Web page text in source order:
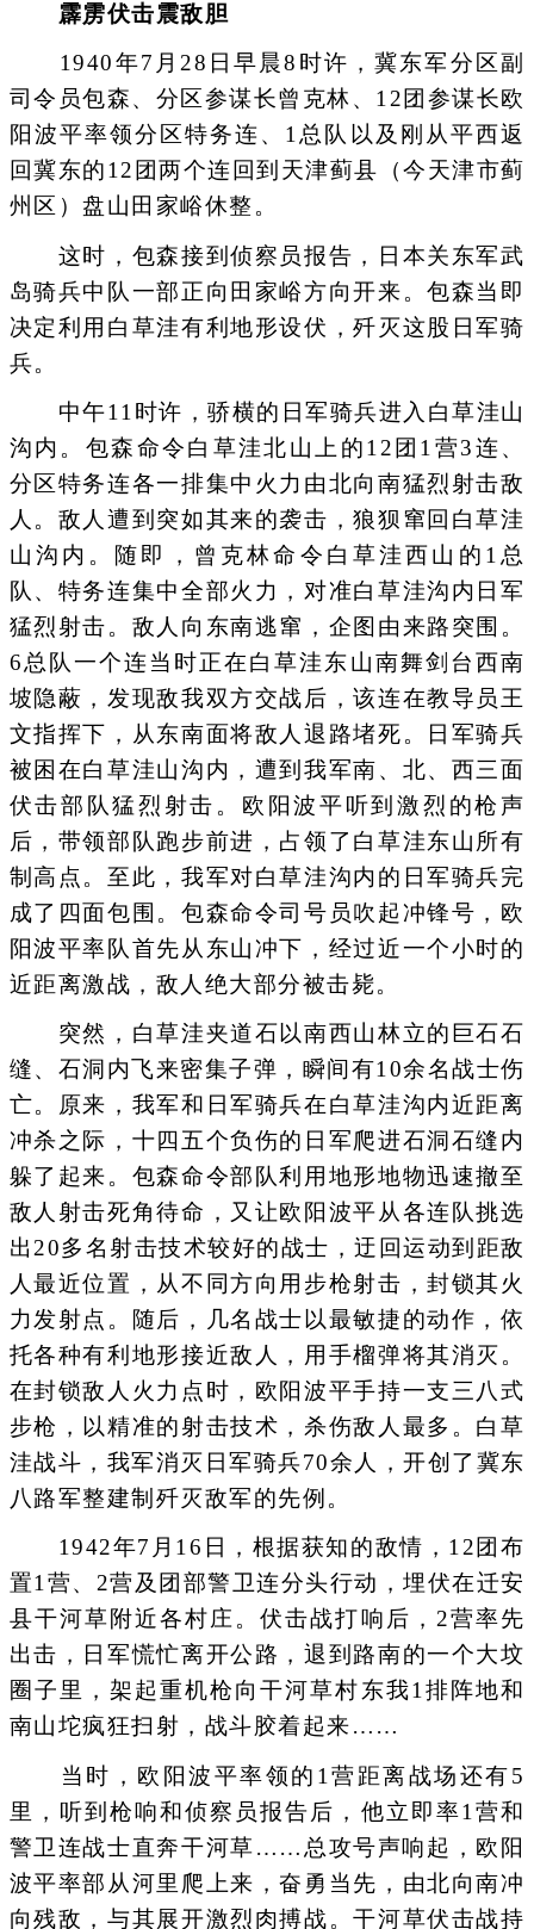
霹雳伏击震敌胆
1940年7月28日早晨8时许，冀东军分区副
司令员包森、分区参谋长曾克林、12团参谋长欧
阳波平率领分区特务连、1总队以及刚从平西返
回冀东的12团两个连回到天津蓟县（今天津市蓟
州区）盘山田家峪休整。
这时，包森接到侦察员报告，日本关东军武
岛骑兵中队一部正向田家峪方向开来。包森当即
决定利用白草洼有利地形设伏，歼灭这股日军骑
兵。
中午11时许，骄横的日军骑兵进入白草洼山
沟内。包森命令白草洼北山上的12团1营3连、
分区特务连各一排集中火力由北向南猛烈射击敌
人。敌人遭到突如其来的袭击，狼狈窜回白草洼
山沟内。随即，曾克林命令白草洼西山的1总
队、特务连集中全部火力，对准白草洼沟内日军
猛烈射击。敌人向东南逃窜，企图由来路突围。
6总队一个连当时正在白草洼东山南舞剑台西南
坡隐蔽，发现敌我双方交战后，该连在教导员王
文指挥下，从东南面将敌人退路堵死。日军骑兵
被困在白草洼山沟内，遭到我军南、北、西三面
伏击部队猛烈射击。欧阳波平听到激烈的枪声
后，带领部队跑步前进，占领了白草洼东山所有
制高点。至此，我军对白草洼沟内的日军骑兵完
成了四面包围。包森命令司号员吹起冲锋号，欧
阳波平率队首先从东山冲下，经过近一个小时的
近距离激战，敌人绝大部分被击毙。
突然，白草洼夹道石以南西山林立的巨石石
缝、石洞内飞来密集子弹，瞬间有10余名战士伤
亡。原来，我军和日军骑兵在白草洼沟内近距离
冲杀之际，十四五个负伤的日军爬进石洞石缝内
躲了起来。包森命令部队利用地形地物迅速撤至
敌人射击死角待命，又让欧阳波平从各连队挑选
出20多名射击技术较好的战士，迂回运动到距敌
人最近位置，从不同方向用步枪射击，封锁其火
力发射点。随后，几名战士以最敏捷的动作，依
托各种有利地形接近敌人，用手榴弹将其消灭。
在封锁敌人火力点时，欧阳波平手持一支三八式
步枪，以精准的射击技术，杀伤敌人最多。白草
洼战斗，我军消灭日军骑兵70余人，开创了冀东
八路军整建制歼灭敌军的先例。
1942年7月16日，根据获知的敌情，12团布
置1营、2营及团部警卫连分头行动，埋伏在迁安
县干河草附近各村庄。伏击战打响后，2营率先
出击，日军慌忙离开公路，退到路南的一个大坟
圈子里，架起重机枪向干河草村东我1排阵地和
南山坨疯狂扫射，战斗胶着起来……
当时，欧阳波平率领的1营距离战场还有5
里，听到枪响和侦察员报告后，他立即率1营和
警卫连战士直奔干河草……总攻号声响起，欧阳
波平率部从河里爬上来，奋勇当先，由北向南冲
向残敌，与其展开激烈肉搏战。干河草伏击战持